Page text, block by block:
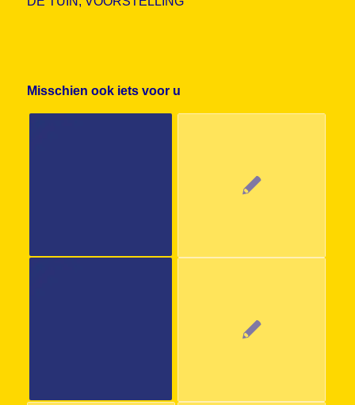
Misschien ook iets voor u